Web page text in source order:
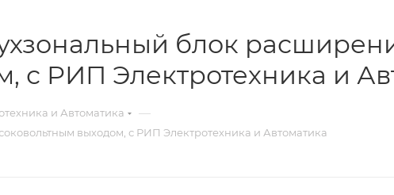
блок
с РИП Электротехника и
и Автоматика —
выходом, с РИП Электротехника и Автоматика